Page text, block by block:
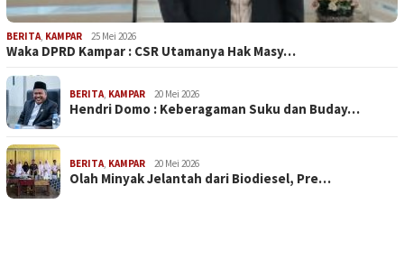
BERITA, KAMPAR 25 Mei 2026
Waka DPRD Kampar : CSR Utamanya Hak Masy…
BERITA, KAMPAR 20 Mei 2026
Hendri Domo : Keberagaman Suku dan Buday…
BERITA, KAMPAR 20 Mei 2026
Olah Minyak Jelantah dari Biodiesel, Pre…